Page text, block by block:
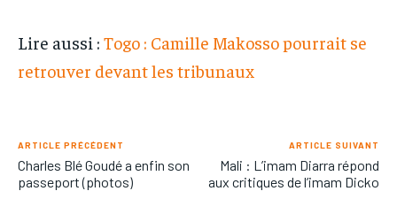
Lire aussi : Togo : Camille Makosso pourrait se
retrouver devant les tribunaux
ARTICLE PRÉCÉDENT
Charles Blé Goudé a enfin son
passeport (photos)
ARTICLE SUIVANT
Mali : L’imam Diarra répond
aux critiques de l’imam Dicko